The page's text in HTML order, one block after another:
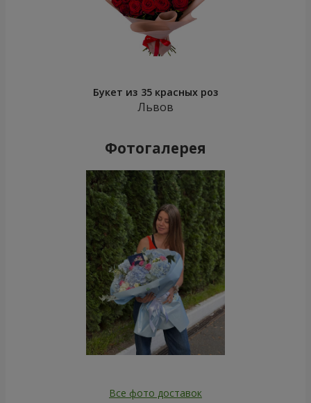
Букет из 35 красных роз
Львов
Фотогалерея
Все фото доставок